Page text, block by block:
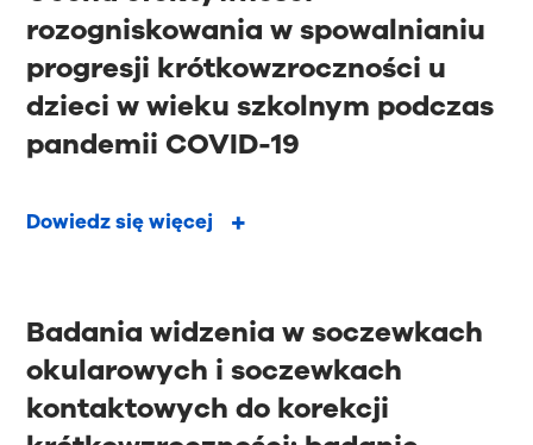
rozogniskowania w spowalnianiu
progresji krótkowzroczności u
dzieci w wieku szkolnym podczas
pandemii COVID-19
Dowiedz się więcej
Badania widzenia w soczewkach
okularowych i soczewkach
kontaktowych do korekcji